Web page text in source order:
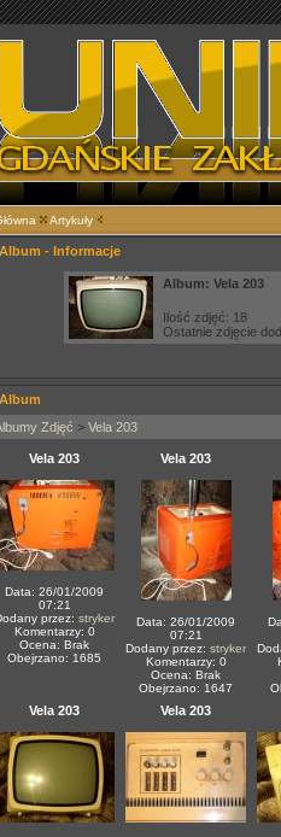
Artykuły
Album - Informacje
Album: Vela 203
Ilość zdjęć: 18
Ostatnie zdjęcie
Album
Zdjęć > Vela 203
Vela 203
Data: 26/01/2009
07:21
przez: stryker
Komentarzy: 0
Ocena: Brak
Obejrzano: 1685
Vela 203
Data: 26/01/2009
07:21
Dodany przez: stryker
Komentarzy: 0
Ocena: Brak
Obejrzano: 1647
Vela 203 Vela 203